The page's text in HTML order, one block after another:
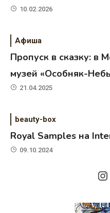
10.02.2026
Афиша
Пропуск в сказку: в
музей «Особняк-
21.04.2025
beauty-box
Royal Samples на
09.10.2024